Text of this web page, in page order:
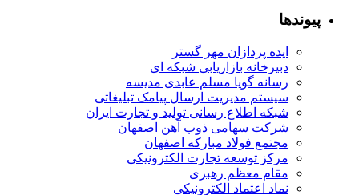
پیوندها
ایده پردازان مهر گستر
دبیرخانه بازاریابی شبکه ای
رسانه گویا مسلم عابدی مدیسه
سیستم مدیریت ارسال پیامک تبلیغاتی
شبکه اطلاع رسانی تولید و تجارت ایران
شرکت سهامی ذوب آهن اصفهان
مجتمع فولاد مبارکه اصفهان
مرکز توسعه تجارت الکترونیکی
مقام معظم رهبری
نماد اعتماد الکترونیکی